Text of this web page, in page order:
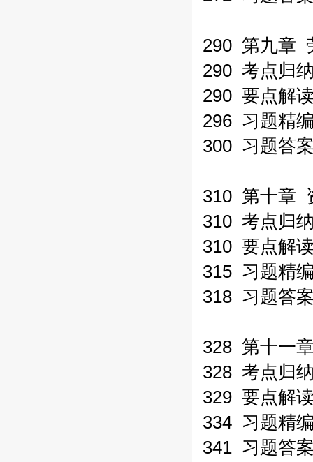
290 第九章
290 考点归
290 要点解
296 习题精
300 习题答
310 第十章
310 考点归
310 要点解
315 习题精
318 习题答
328 第十一
328 考点归
329 要点解
334 习题精
341 习题答